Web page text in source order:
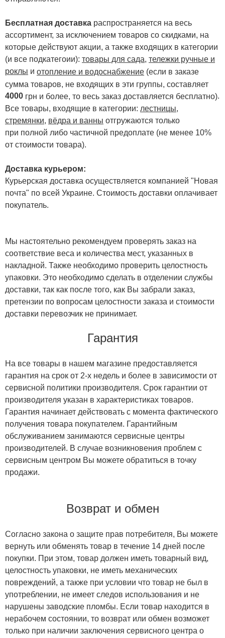
Бесплатная доставка распространяется на весь
ассортимент, за исключением товаров со скидками, на
которые действуют акции, а также входящих в категории
(и все подкатегоии): товары для сада, тележки ручные и
роклы и отопление и водоснабжение (если в заказе
сумма товаров, не входящих в эти группы, составляет
4000 грн и более, то весь заказ доставляется бесплатно).
Все товары, входящие в категории: лестницы,
стремянки, вёдра и ванны отгружаются только
при полной либо частичной предоплате (не менее 10%
от стоимости товара).
Доставка курьером:
Курьерская доставка осуществляется компанией "Новая
почта" по всей Украине. Стоимость доставки оплачивает
покупатель.
Мы настоятельно рекомендуем проверять заказ на
соответствие веса и количества мест, указанных в
накладной. Также необходимо проверить целостность
упаковки. Это необходимо сделать в отделении службы
доставки, так как после того, как Вы забрали заказ,
претензии по вопросам целостности заказа и стоимости
доставки перевозчик не принимает.
Гарантия
На все товары в нашем магазине предоставляется
гарантия на срок от 2-х недель и более в зависимости от
сервисной политики производителя. Срок гарантии от
производителя указан в характеристиках товаров.
Гарантия начинает действовать с момента фактического
получения товара покупателем. Гарантийным
обслуживанием занимаются сервисные центры
производителей. В случае возникновения проблем с
сервисным центром Вы можете обратиться в точку
продажи.
Возврат и обмен
Согласно закона о защите прав потребителя, Вы можете
вернуть или обменять товар в течение 14 дней после
покупки. При этом, товар должен иметь товарный вид,
целостность упаковки, не иметь механических
повреждений, а также при условии что товар не был в
употреблении, не имеет следов использования и не
нарушены заводские пломбы. Если товар находится в
нерабочем состоянии, то возврат или обмен возможет
только при наличии заключения сервисного центра о